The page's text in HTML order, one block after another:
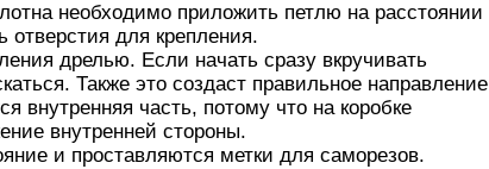
необходимо приложить петлю на расстоянии
отверстия для крепления.
дрелью. Если начать сразу вкручивать
Также это создаст правильное направление
внутренняя часть, потому что на коробке
внутренней стороны.
и проставляются метки для саморезов.